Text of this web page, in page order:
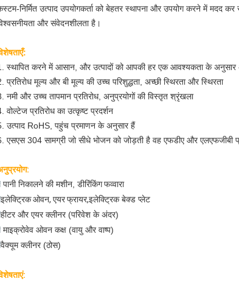
निर्मित उत्पाद उपयोगकर्ता को बेहतर स्थापना और उपयोग करने में मदद
और संवेदनशीलता है।
स्थापित करने में आसान, और उत्पादों को आपकी हर एक आवश्यकता के
प्रतिरोध मूल्य और बी मूल्य की उच्च परिशुद्धता, अच्छी स्थिरता और स्थिरता
नमी और उच्च तापमान प्रतिरोध, अनुप्रयोगों की विस्तृत श्रृंखला
वोल्टेज प्रतिरोध का उत्कृष्ट प्रदर्शन
उत्पाद RoHS, पहुंच प्रमाणन के अनुसार हैं
एसएस 304 सामग्री जो सीधे भोजन को जोड़ती है वह एफडीए और एलएफजीबी
पानी निकालने की मशीन, डीरिंकिंग फव्वारा
इलेक्ट्रिक ओवन, एयर फ्रायर,इलेक्ट्रिक बेक्ड प्लेट
हीटर और एयर क्लीनर (परिवेश के अंदर)
माइक्रोवेव ओवन कक्ष (वायु और वाष्प)
वैक्यूम क्लीनर (ठोस)